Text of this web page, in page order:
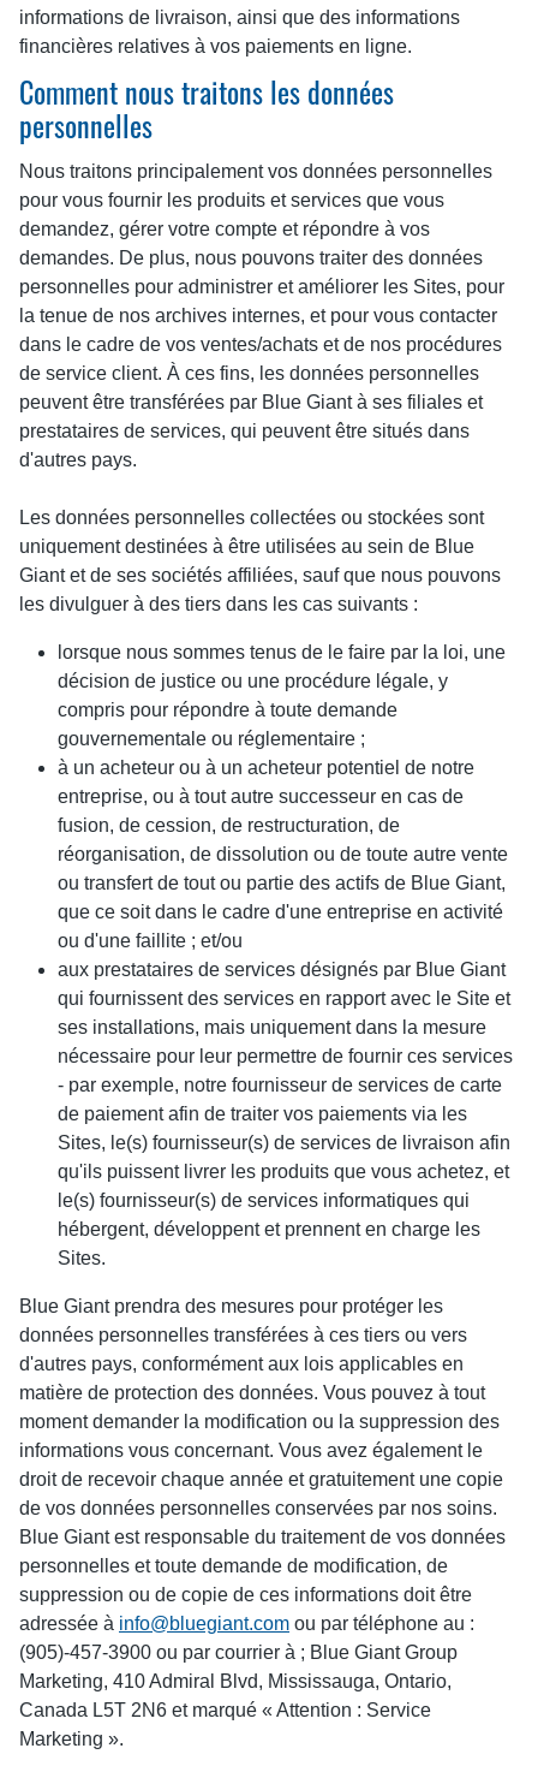
informations de livraison, ainsi que des informations
financières relatives à vos paiements en ligne.
Comment nous traitons les données
personnelles
Nous traitons principalement vos données personnelles
pour vous fournir les produits et services que vous
demandez, gérer votre compte et répondre à vos
demandes. De plus, nous pouvons traiter des données
personnelles pour administrer et améliorer les Sites, pour
la tenue de nos archives internes, et pour vous contacter
dans le cadre de vos ventes/achats et de nos procédures
de service client. À ces fins, les données personnelles
peuvent être transférées par Blue Giant à ses filiales et
prestataires de services, qui peuvent être situés dans
d'autres pays.
Les données personnelles collectées ou stockées sont
uniquement destinées à être utilisées au sein de Blue
Giant et de ses sociétés affiliées, sauf que nous pouvons
les divulguer à des tiers dans les cas suivants :
lorsque nous sommes tenus de le faire par la loi, une
décision de justice ou une procédure légale, y
compris pour répondre à toute demande
gouvernementale ou réglementaire ;
à un acheteur ou à un acheteur potentiel de notre
entreprise, ou à tout autre successeur en cas de
fusion, de cession, de restructuration, de
réorganisation, de dissolution ou de toute autre vente
ou transfert de tout ou partie des actifs de Blue Giant,
que ce soit dans le cadre d'une entreprise en activité
ou d'une faillite ; et/ou
aux prestataires de services désignés par Blue Giant
qui fournissent des services en rapport avec le Site et
ses installations, mais uniquement dans la mesure
nécessaire pour leur permettre de fournir ces services
- par exemple, notre fournisseur de services de carte
de paiement afin de traiter vos paiements via les
Sites, le(s) fournisseur(s) de services de livraison afin
qu'ils puissent livrer les produits que vous achetez, et
le(s) fournisseur(s) de services informatiques qui
hébergent, développent et prennent en charge les
Sites.
Blue Giant prendra des mesures pour protéger les
données personnelles transférées à ces tiers ou vers
d'autres pays, conformément aux lois applicables en
matière de protection des données. Vous pouvez à tout
moment demander la modification ou la suppression des
informations vous concernant. Vous avez également le
droit de recevoir chaque année et gratuitement une copie
de vos données personnelles conservées par nos soins.
Blue Giant est responsable du traitement de vos données
personnelles et toute demande de modification, de
suppression ou de copie de ces informations doit être
adressée à info@bluegiant.com ou par téléphone au :
(905)-457-3900 ou par courrier à ; Blue Giant Group
Marketing, 410 Admiral Blvd, Mississauga, Ontario,
Canada L5T 2N6 et marqué « Attention : Service
Marketing ».